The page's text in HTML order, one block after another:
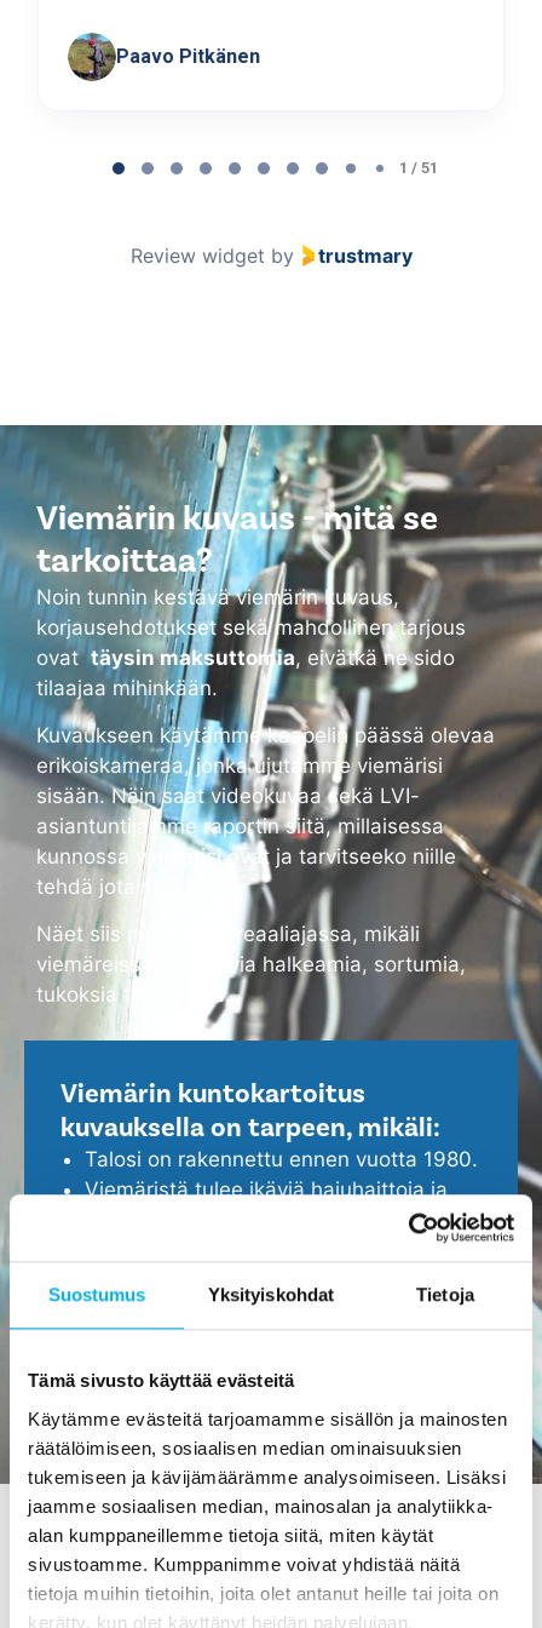
Suostumus Yksityiskohdat Tietoja
Tämä sivusto käyttää evästeitä
Käytämme evästeitä tarjoamamme sisällön ja mainosten
räätälöimiseen, sosiaalisen median ominaisuuksien
tukemiseen ja kävijämäärämme analysoimiseen. Lisäksi
jaamme sosiaalisen median, mainosalan ja analytiikka-
alan kumppaneillemme tietoja siitä, miten käytät
sivustoamme. Kumppanimme voivat yhdistää näitä
tietoja muihin tietoihin, joita olet antanut heille tai joita on
kerätty, kun olet käyttänyt heidän palvelujaan.
Paavo Pitkänen
1 / 51
Review widget by trustmary
Viemärin kuvaus - mitä se
tarkoittaa?
Noin tunnin kestävä viemärin kuvaus,
korjausehdotukset sekä mahdollinen tarjous
ovat täysin maksuttomia, eivätkä ne sido
tilaajaa mihinkään.
Kuvaukseen käytämme kaapelin päässä olevaa
erikoiskameraa, jonka ujutamme viemärisi
sisään. Näin saat videokuvaa sekä LVI-
asiantuntijamme raportin siitä, millaisessa
kunnossa viemärisi ovat ja tarvitseeko niille
tehdä jotain.
Näet siis monitorilta reaaliajassa, mikäli
viemäreissä on alkavia halkeamia, sortumia,
tukoksia tai vuotoja.
Viemärin kuntokartoitus
kuvauksella on tarpeen, mikäli:
Talosi on rakennettu ennen vuotta 1980.
Viemäristä tulee ikäviä hajuhaittoja ja
Haluat ennakoida ja turvata kotisi
ilmenemistä.
Viemärin kuvaus Juukassa -